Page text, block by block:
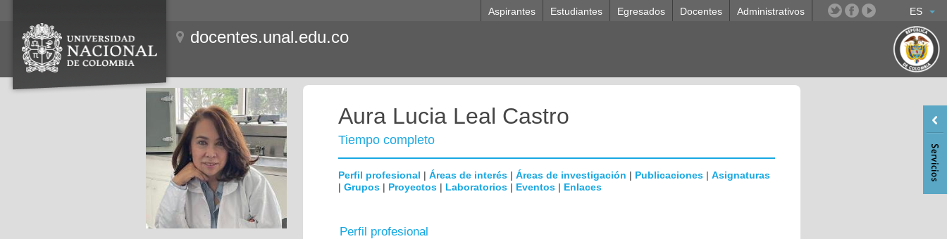
ES
Aspirantes Estudiantes Egresados Docentes Administrativos
docentes.unal.edu.co
Aura Lucia Leal Castro
Tiempo completo
Perfil profesional | Áreas de interés | Áreas de investigación | Publicaciones | Asignaturas
| Grupos | Proyectos | Laboratorios | Eventos | Enlaces
Perfil profesional